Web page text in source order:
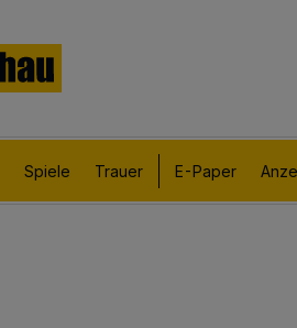
Spiele Trauer E-Paper